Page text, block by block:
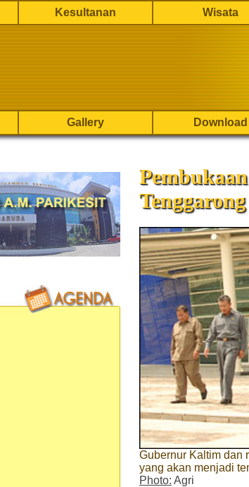
Kesultanan Wisata
Gallery Download
Gubernur Kaltim dan
yang akan menjadi
Photo: Agri